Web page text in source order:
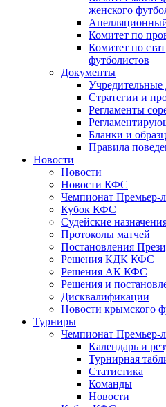
женского
Комитет по
Комитет по
футболистов
Документы
Стратегии и
Регламенты
Бланки и
Правила
Новости
Новости
Новости КФС
Чемпионат
Кубок КФС
Судейские
Протоколы матчей
Постановления
Решения КДК КФС
Решения АК КФС
Решения и
Дисквалификации
Новости крымского
Турниры
Чемпионат
Календарь и
Турнирная
Статистика
Команды
Новости